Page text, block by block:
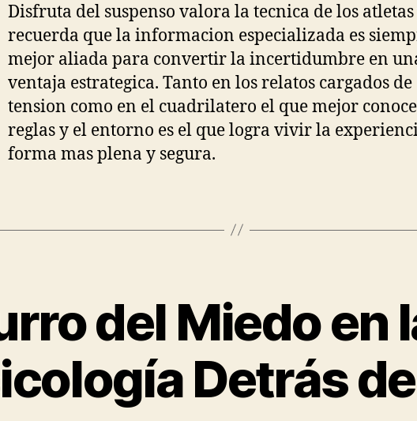
Disfruta del suspenso valora la tecnica de los
recuerda que la informacion especializada es
mejor aliada para convertir la incertidumbre en
ventaja estrategica. Tanto en los relatos cargados de
tension como en el cuadrilatero el que mejor
reglas y el entorno es el que logra vivir la
forma mas plena y segura.
del Miedo en
Detrás